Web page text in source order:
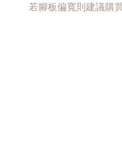
若腳板偏寬則建議購